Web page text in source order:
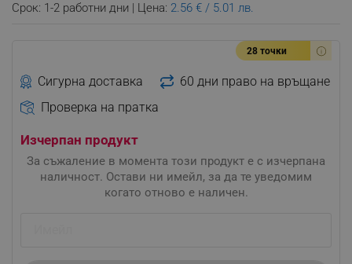
Срок: 1-2 работни дни | Цена: 2.56 € / 5.01 лв.
28 точки
Сигурна доставка
60 дни право на връщане
Проверка на пратка
Изчерпан продукт
За съжаление в момента този продукт е с изчерпана
наличност. Остави ни имейл, за да те уведомим
когато отново е наличен.